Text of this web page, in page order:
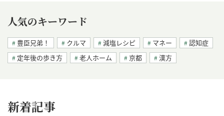
人気のキーワード
豊臣兄弟！ クルマ 減塩レシピ マネー
認知症
定年後の歩き方
老人ホーム 京都 漢方
新着記事